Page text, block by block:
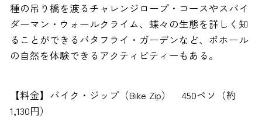
種の吊り橋を渡るチャレンジロープ・コースやスパイ
ダーマン・ウォールクライム、蝶々の生態を詳しく知
ることができるバタフライ・ガーデンなど、ボホール
の自然を体験できるアクティビティーもある。
【料金】バイク・ジップ（Bike Zip） 450ペソ（約
1,130円）